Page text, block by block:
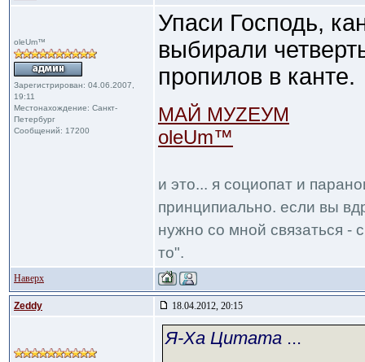
oleUm™
Зарегистрирован: 04.06.2007,
19:11
Местонахождение: Санкт-
Петербург
Сообщений: 17200
Упаси Господь,
выбирали
пропилов в канте.
МАЙ МУZЕУМ
oleUm™
и это... я социопат и
принципиально. если вы
нужно со мной связаться -
то".
Наверх
Zeddy 18.04.2012, 20:15
Я-Ха Цитата ...